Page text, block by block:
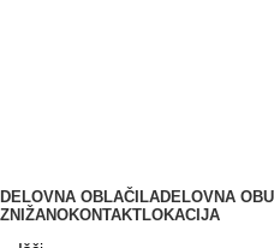
DELOVNA OBLAČILADELOVNA
ZNIŽANOKONTAKTLOKACIJA